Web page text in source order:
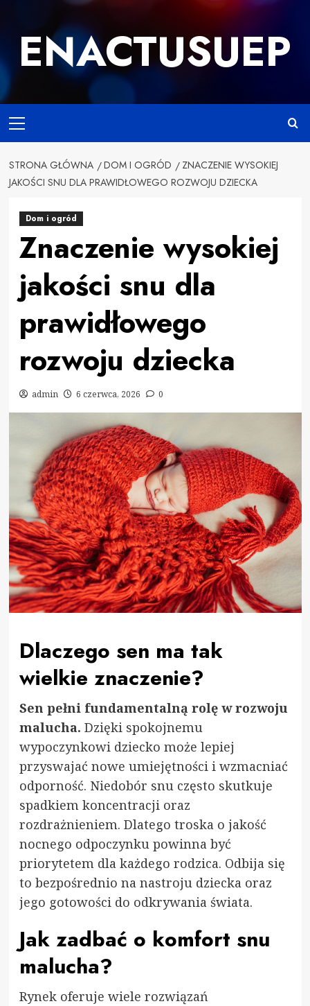
treściENACTUSUEP
Menu
STRONA GŁÓWNA DOM I OGRÓD
ZNACZENIE WYSOKIEJ
JAKOŚCI SNU DLA PRAWIDŁOWEGO ROZWOJU DZIECKA
Dom i ogród
Znaczenie wysokiej
jakości snu dla
prawidłowego
rozwoju dziecka
admin 6 czerwca, 2026 0
Dlaczego sen ma tak
wielkie znaczenie?
Sen pełni fundamentalną rolę w rozwoju
malucha. Dzięki spokojnemu
wypoczynkowi dziecko może lepiej
przyswajać nowe umiejętności i wzmacniać
odporność. Niedobór snu często skutkuje
spadkiem koncentracji oraz
rozdrażnieniem. Dlatego troska o jakość
nocnego odpoczynku powinna być
priorytetem dla każdego rodzica. Odbija się
to bezpośrednio na nastroju dziecka oraz
jego gotowości do odkrywania świata.
Jak zadbać o komfort snu
malucha?
Rynek oferuje wiele rozwiązań